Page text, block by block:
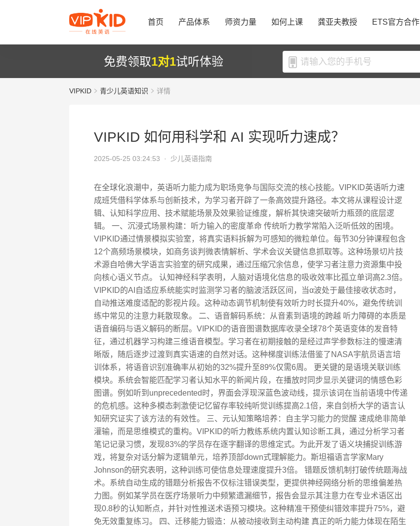
首页 产品体系 师资力量 如何上课 龚亚夫教授 ETS官方合作
免费领取1对1试听体验
VIPKID 青少儿英语知识 详情
VIPKID 如何用科学和 AI 实现听力速成？
2025-05-25 03:24:53 · 少儿英语指南
在全球化浪潮中，英语听力能力成为职场竞争与国际交流的核心技能。VIPKID英语听力速
成班凭借科学体系与创新技术，为学习者开辟了一条高效提升路径。本文将从课程设计逻
辑、认知科学应用、技术赋能场景及效果验证维度，解析其快速突破听力瓶颈的底层逻
辑。 一、沉浸式场景构建：听力输入的密度革命 传统听力教学常陷入泛听低效的困境。
VIPKID通过情景模拟实验室，将真实语料拆解为可感知的微粒单位。每节30分钟课程包含
12个高频场景模块，如商务谈判微表情解析、学术会议关键信息抓取等。这种场景切片技
术源自哈佛大学语言实验室的研究成果，通过压缩冗余信息，使学习者注意力资源集中投
向核心语义节点。 认知神经科学表明，人脑对语境化信息的吸收效率比孤立单词高2.3倍。
VIPKID的AI自适应系统能实时监测学习者的脑波活跃区间，当α波处于最佳接收状态时，
自动推送难度适配的影视片段。这种动态调节机制使有效听力时长提升40%，避免传统训
练中常见的注意力耗散现象。 二、语音解码系统：从音素到语境的跨越 听力障碍的本质是
语音编码与语义解码的断层。VIPKID的语音图谱数据库收录全球78个英语变体的发音特
征，通过机器学习构建三维语音模型。学习者在初期接触的是经过声学参数标注的慢速清
晰版，随后逐步过渡到真实语速的自然对话。这种梯度训练法借鉴了NASA宇航员语言培
训体系，将语音识别准确率从初始的32%提升至89%仅需6周。 更关键的是语境关联训练
模块。系统会智能匹配学习者认知水平的新闻片段，在播放时同步显示关键词的情感色彩
图谱。例如听到unprecedented时，界面会浮现深蓝色波动线，提示该词在当前语境中传递
的危机感。这种多模态刺激使记忆留存率较纯听觉训练提高2.1倍，来自剑桥大学的语言认
知研究证实了该方法的有效性。 三、元认知策略培养：自主学习能力的觉醒 速成绝非简单
灌输，而是思维模式的重构。VIPKID的听力教练系统内置认知诊断工具，通过分析学习者
笔记记录习惯，发现83%的学员存在逐字翻译的思维定式。为此开发了语义块捕捉训练游
戏，将复杂对话分解为逻辑单元，培养顶部down式理解能力。斯坦福语言学家Mary
Johnson的研究表明，这种训练可使信息处理速度提升3倍。 错题反馈机制打破传统题海战
术。系统自动生成的错题分析报告不仅标注错误类型，更提供神经网络分析的思维偏差热
力图。例如某学员在医疗场景听力中频繁遗漏细节，报告会显示其注意力在专业术语区出
现0.8秒的认知断点，并针对性推送术语预习模块。这种精准干预使纠错效率提升75%，避
免无效重复练习。 四、迁移能力锻造：从被动接收到主动构建 真正的听力能力体现在陌生